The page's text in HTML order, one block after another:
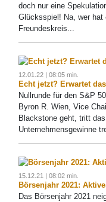
doch nur eine
Glücksspiel! Na, wer hat
Freundeskreis...
12.01.22 | 08:05 min.
Echt jetzt? Erwartet
Nullrunde für den S&P
Byron R. Wien, Vice
Blackstone geht, tritt
Unternehmensgewinne
15.12.21 | 08:02 min.
Börsenjahr 2021:
Das Börsenjahr 2021